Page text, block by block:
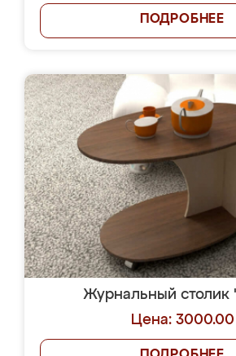
ПОДРОБНЕЕ
Журнальный столик
Цена: 3000.00